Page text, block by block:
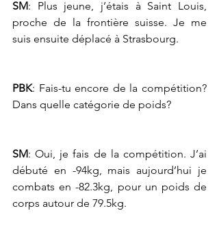
SM: Plus jeune, j’étais à Saint Louis,
proche de la frontière suisse. Je me
suis ensuite déplacé à Strasbourg.
PBK: Fais-tu encore de la compétition?
Dans quelle catégorie de poids?
SM: Oui, je fais de la compétition. J’ai
débuté en -94kg, mais aujourd’hui je
combats en -82.3kg, pour un poids de
corps autour de 79.5kg.